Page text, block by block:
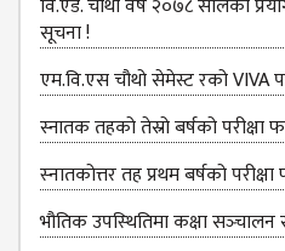
BA SECOND YEAR
BA THIRD YEAR
BA FOURTH YEAR
EDUCATION(B.ED)
B.ED FIRST YEAR
सूचना !
एम.वि.एस चौथो सेमेस्ट रको VIVA
स्नातक तहको तेस्रो बर्षको परीक्षा
स्‍नातकोत्तर तह प्रथम बर्षको
भौतिक उपस्‍थितिमा कक्षा सञ्‍चालन